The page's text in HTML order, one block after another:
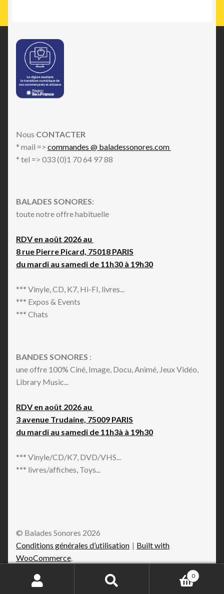
Nous CONTACTER
* mail => commandes @ baladessonores.com
* tel => 033 (0)1 70 64 97 88
BALADES SONORES:
toute notre offre habituelle
RDV en août 2026 au
8 rue Pierre Picard, 75018 PARIS
du mardi au samedi de 11h30 à 19h30
*** Vinyle, CD, K7, Hi-FI, livres...
*** Expos & Events
*** Chats
BANDES SONORES :
une offre 100% Ciné, Image, Docu, Animé, Jeux Vidéo,
Library Music...
RDV en août 2026 au
3 avenue Trudaine, 75009 PARIS
du mardi au samedi de 11h3à à 19h30
*** Vinyle/CD/K7, DVD/VHS...
*** livres/affiches, Toys...
© Balades Sonores 2026
Conditions générales d’utilisation
Built with
WooCommerce.
Recherche
Recherche
0